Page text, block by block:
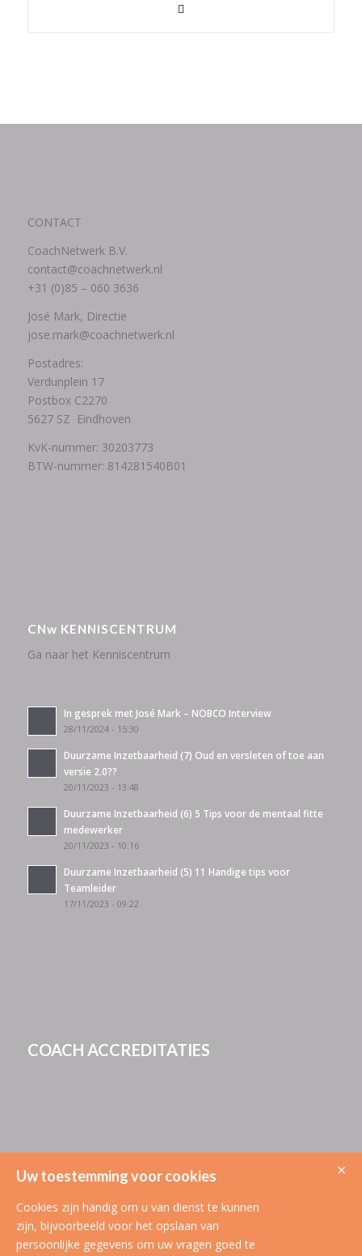
CONTACT
CoachNetwerk B.V.
contact@coachnetwerk.nl
+31 (0)85 – 060 3636
José Mark, Directie
jose.mark@coachnetwerk.nl
Postadres:
Verdunplein 17
Postbox C2270
5627 SZ Eindhoven
KvK-nummer: 30203773
BTW-nummer: 814281540B01
CNw KENNISCENTRUM
Ga naar het Kenniscentrum
In gesprek met José Mark – NOBCO Interview
28/11/2024 - 15:30
Duurzame Inzetbaarheid (7) Oud en versleten of toe aan
versie 2.0??
20/11/2023 - 13:48
Duurzame Inzetbaarheid (6) 5 Tips voor de mentaal fitte
medewerker
20/11/2023 - 10:16
Duurzame Inzetbaarheid (5) 11 Handige tips voor
Teamleider
17/11/2023 - 09:22
COACH ACCREDITATIES
×
Uw toestemming voor cookies
Cookies zijn handig om u van dienst te kunnen
zijn, bijvoorbeeld voor het opslaan van
persoonlijke gegevens om uw vragen goed te